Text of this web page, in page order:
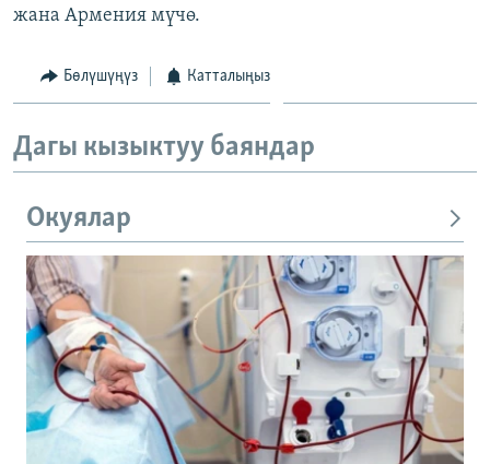
жана Армения мүчө.
Бөлүшүңүз Катталыңыз
Дагы кызыктуу баяндар
Окуялар